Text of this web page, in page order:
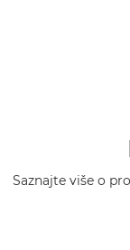
Saznajte više o